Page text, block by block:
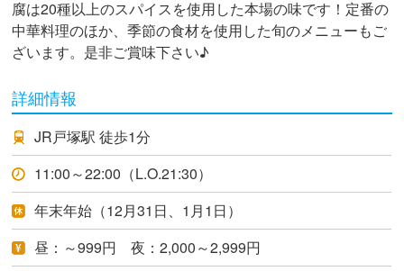
腐は20種以上のスパイスを使用した本場の味です！定番の
中華料理のほか、季節の食材を使用した旬のメニューもご
ざいます。是非ご賞味下さい♪
詳細情報
JR戸塚駅 徒歩1分
11:00～22:00（L.O.21:30）
年末年始（12月31日、1月1日）
昼：～999円 夜：2,000～2,999円